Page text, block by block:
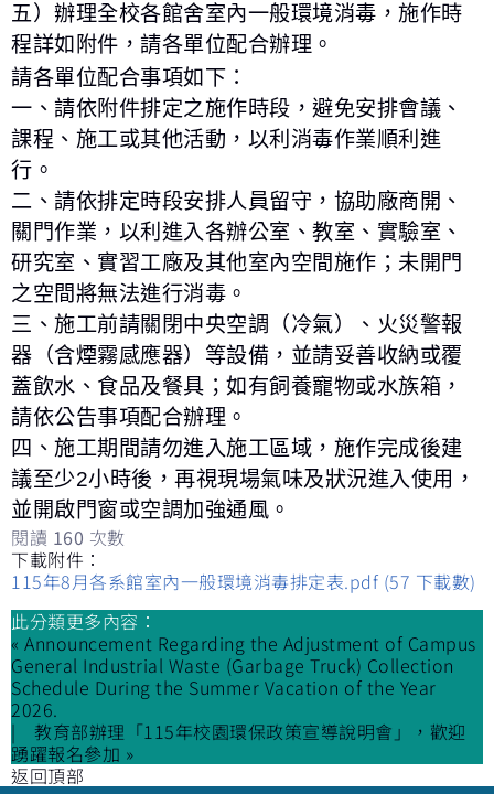
五）辦理全校各館舍室內一般環境消毒，施作時
程詳如附件，請各單位配合辦理。
請各單位配合事項如下：
一、請依附件排定之施作時段，避免安排會議、
課程、施工或其他活動，以利消毒作業順利進
行。
二、請依排定時段安排人員留守，協助廠商開、
關門作業，以利進入各辦公室、教室、實驗室、
研究室、實習工廠及其他室內空間施作；未開門
之空間將無法進行消毒。
三、施工前請關閉中央空調（冷氣）、火災警報
器（含煙霧感應器）等設備，並請妥善收納或覆
蓋飲水、食品及餐具；如有飼養寵物或水族箱，
請依公告事項配合辦理。
四、施工期間請勿進入施工區域，施作完成後建
議至少2小時後，再視現場氣味及狀況進入使用，
並開啟門窗或空調加強通風。
閱讀 160 次數
下載附件：
115年8月各系館室內一般環境消毒排定表.pdf (57 下載數)
此分類更多內容：
« Announcement Regarding the Adjustment of Campus
General Industrial Waste (Garbage Truck) Collection
Schedule During the Summer Vacation of the Year
2026.
教育部辦理「115年校園環保政策宣導說明會」，歡迎
踴躍報名參加 »
返回頂部